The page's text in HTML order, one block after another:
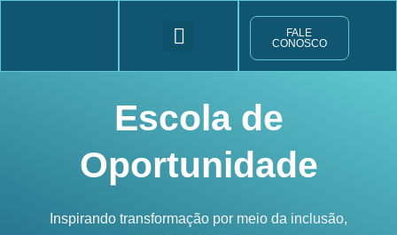
FALE
CONOSCO
Escola de
Oportunidade
Inspirando transformação por meio da inclusão,